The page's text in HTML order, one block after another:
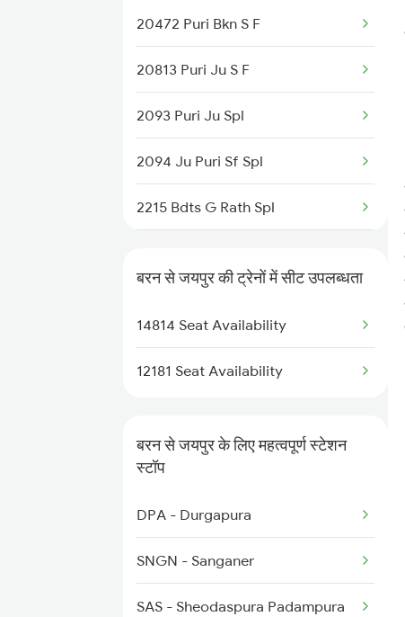
4709 Bkn Puri Spl
4710 Puri Bkn Spl
8213 Durg Aii Spl
8214 Aii Durg Exp Spl
8573 Vskp Bgkt Spl
8574 Bgkt Vskp Spl
9607 Koaa Mdjn Spl
9608 Mdjn Koaa Spl
20472 Puri Bkn S F
20813 Puri Ju S F
2093 Puri Ju Spl
2094 Ju Puri Sf Spl
2215 Bdts G Rath Spl
2248 Adi Gwl Sf Spl
2282 Aii Jbp Spl
2316 Udz Koaa Spl
2385 Hwh Ju Spl
बरन से जयपुर की ट्रेनों में सीट उपलब्धता
14814 Seat Availability
12181 Seat Availability
बरन से जयपुर के लिए महत्वपूर्ण स्टेशन
स्टॉप
DPA - Durgapura
SNGN - Sanganer
SAS - Sheodaspura Padampura